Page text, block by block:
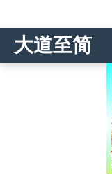
大道至简